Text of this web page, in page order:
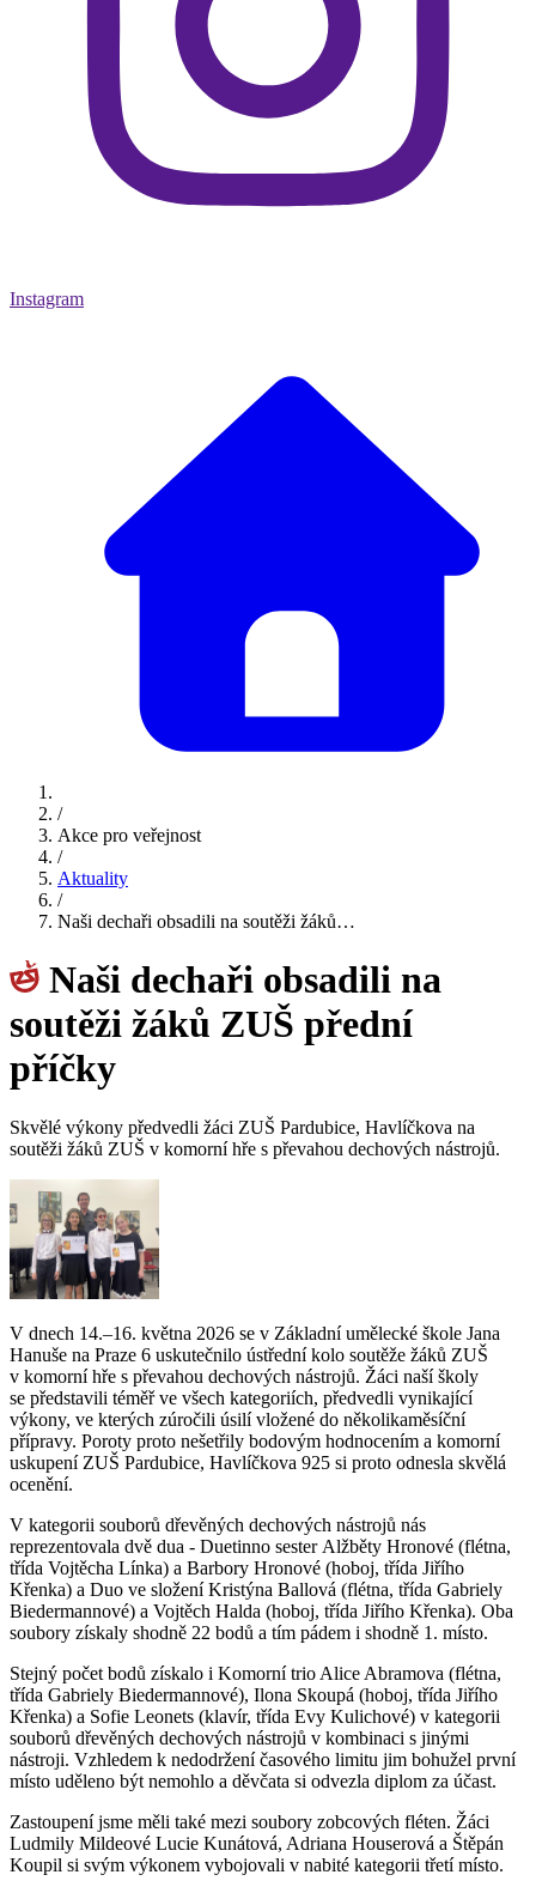
Instagram
/
Akce pro veřejnost
/
Aktuality
/
Naši dechaři obsadili na soutěži žáků…
Naši dechaři obsadili na
soutěži žáků ZUŠ přední
příčky
Skvělé výkony předvedli žáci ZUŠ Pardubice, Havlíčkova na
soutěži žáků ZUŠ v komorní hře s převahou dechových nástrojů.
V dnech 14.–16. května 2026 se v Základní umělecké škole Jana
Hanuše na Praze 6 uskutečnilo ústřední kolo soutěže žáků ZUŠ
v komorní hře s převahou dechových nástrojů. Žáci naší školy
se představili téměř ve všech kategoriích, předvedli vynikající
výkony, ve kterých zúročili úsilí vložené do několikaměsíční
přípravy. Poroty proto nešetřily bodovým hodnocením a komorní
uskupení ZUŠ Pardubice, Havlíčkova 925 si proto odnesla skvělá
ocenění.
V kategorii souborů dřevěných dechových nástrojů nás
reprezentovala dvě dua - Duetinno sester Alžběty Hronové (flétna,
třída Vojtěcha Línka) a Barbory Hronové (hoboj, třída Jiřího
Křenka) a Duo ve složení Kristýna Ballová (flétna, třída Gabriely
Biedermannové) a Vojtěch Halda (hoboj, třída Jiřího Křenka). Oba
soubory získaly shodně 22 bodů a tím pádem i shodně 1. místo.
Stejný počet bodů získalo i Komorní trio Alice Abramova (flétna,
třída Gabriely Biedermannové), Ilona Skoupá (hoboj, třída Jiřího
Křenka) a Sofie Leonets (klavír, třída Evy Kulichové) v kategorii
souborů dřevěných dechových nástrojů v kombinaci s jinými
nástroji. Vzhledem k nedodržení časového limitu jim bohužel první
místo uděleno být nemohlo a děvčata si odvezla diplom za účast.
Zastoupení jsme měli také mezi soubory zobcových fléten. Žáci
Ludmily Mildeové Lucie Kunátová, Adriana Houserová a Štěpán
Koupil si svým výkonem vybojovali v nabité kategorii třetí místo.